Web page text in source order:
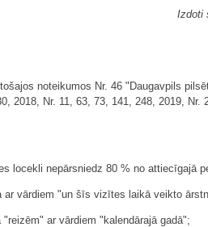
Izdoti
noteikumos Nr. 46 "Daugavpils
2018, Nr. 11, 63, 73, 141, 248, 2019,
locekli nepārsniedz 80 % no attiecīgajā
vārdiem "un šīs vizītes laikā veikto
ar vārdiem "kalendārajā gadā";